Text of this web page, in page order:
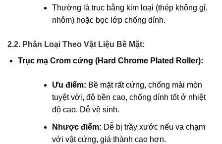
Thường là trục bằng kim loại (thép không gỉ,
nhôm) hoặc bọc lớp chống dính.
2.2. Phân Loại Theo Vật Liệu Bề Mặt:
Trục mạ Crom cứng (Hard Chrome Plated Roller):
Ưu điểm: Bề mặt rất cứng, chống mài mòn
tuyệt vời, độ bền cao, chống dính tốt ở nhiệt
độ cao. Dễ vệ sinh.
Nhược điểm: Dễ bị trầy xước nếu va chạm
với vật cứng, giá thành cao hơn.